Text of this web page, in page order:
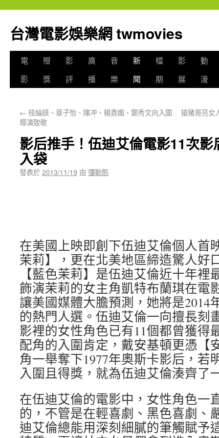
台灣電影娛樂網 twmovies
電
影
贈
獎
影
評
廣
播
音
樂
新
聞
檔
期
影
展
動
漫
← 桂綸鎂、章子怡、陳冲、楊貴媚、鄭秀文向入圍
導演致敬
搶豬哥亮女
影后推手！伍迪艾倫電影11次
入袋
發表於2013/11/19 由 彌勒熊
在美國上映即創下伍迪艾倫個人首
茉莉】，更在北美地區締造驚人好
【藍色茉莉】是伍迪艾倫近十年裡
飾演茉莉的女主角凱特布蘭琪在電
讓美國媒體大膽預測，她將是2014
的熱門人選。伍迪艾倫一向擅長刻
影裡的女性角色已有11個都曾獲得
配角的入圍肯定，戴安基頓更憑【
角一舉奪下1977年奧斯卡影后，若
入圍且得獎，就為伍迪艾倫湊齊了
在伍迪艾倫的電影中，女性角色一
的，不管是在輕喜劇、黑色喜劇、
迪艾倫總能用深刻細膩的筆觸賦予